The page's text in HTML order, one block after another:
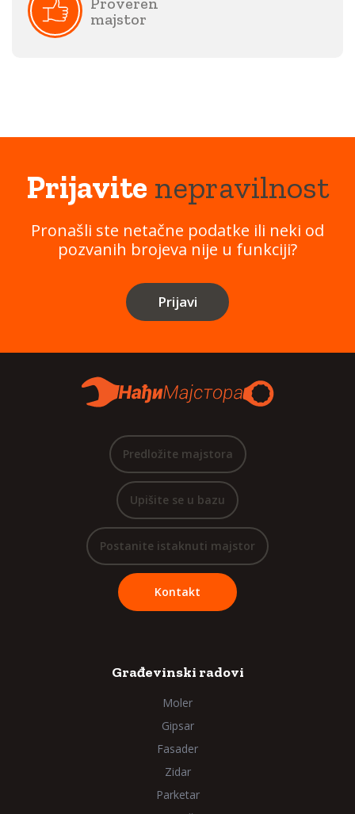
majstor
Prijavitenepravilnost
Pronašli ste netačne podatke ili neki od
pozvanih brojeva nije u funkciji?
Prijavi
Predložite majstora
Upišite se u bazu
Postanite istaknuti majstor
Kontakt
Građevinski radovi
Moler
Gipsar
Fasader
Zidar
Parketar